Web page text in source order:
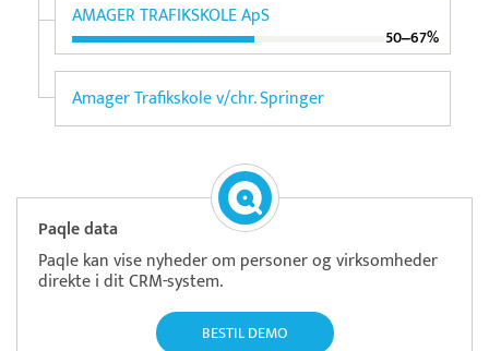
AMAGER TRAFIKSKOLE ApS
50‒67%
Amager Trafikskole v/chr. Springer
Paqle data
Paqle kan vise nyheder om personer og virksomheder
direkte i dit CRM-system.
BESTIL DEMO